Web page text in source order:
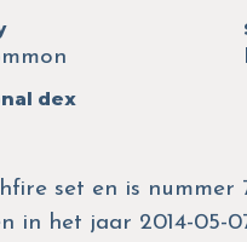
dex
set en is nummer
in het jaar 2014-05-